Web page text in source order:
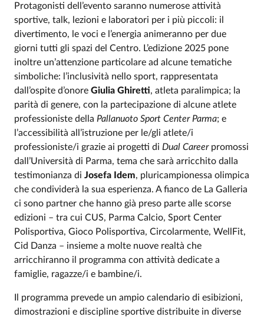
Protagonisti dell’evento saranno numerose attività
sportive, talk, lezioni e laboratori per i più piccoli: il
divertimento, le voci e l’energia animeranno per due
giorni tutti gli spazi del Centro. L’edizione 2025 pone
inoltre un’attenzione particolare ad alcune tematiche
simboliche: l’inclusività nello sport, rappresentata
dall’ospite d’onore Giulia Ghiretti, atleta paralimpica; la
parità di genere, con la partecipazione di alcune atlete
professioniste della Pallanuoto Sport Center Parma; e
l’accessibilità all’istruzione per le/gli atlete/i
professioniste/i grazie ai progetti di Dual Careerpromossi
dall’Università di Parma, tema che sarà arricchito dalla
testimonianza di Josefa Idem, pluricampionessa olimpica
che condividerà la sua esperienza. A fianco de La Galleria
ci sono partner che hanno già preso parte alle scorse
edizioni – tra cui CUS, Parma Calcio, Sport Center
Polisportiva, Gioco Polisportiva, Circolarmente, WellFit,
Cid Danza – insieme a molte nuove realtà che
arricchiranno il programma con attività dedicate a
famiglie, ragazze/i e bambine/i.
Il programma prevede un ampio calendario di esibizioni,
dimostrazioni e discipline sportive distribuite in diverse